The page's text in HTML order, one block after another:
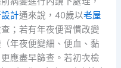
計通來說，40歲以老屋
；若有年夜便習慣改變
年夜便變細、便血、黏
應盡早篩查。若初次檢